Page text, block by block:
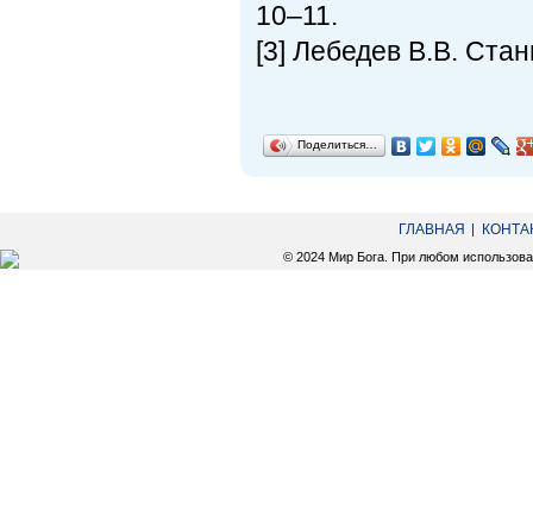
10–11.
[3] Лебедев В.В.
Поделиться…
ГЛАВНАЯ
© 2024 Мир Бога. При любом